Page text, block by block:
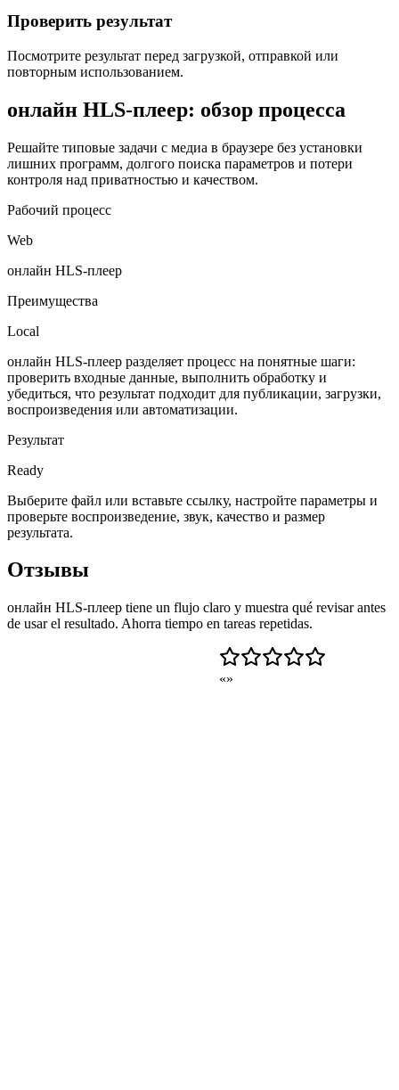
Проверить результат
Посмотрите результат перед загрузкой, отправкой или
повторным использованием.
онлайн HLS-плеер: обзор процесса
Решайте типовые задачи с медиа в браузере без установки
лишних программ, долгого поиска параметров и потери
контроля над приватностью и качеством.
Рабочий процесс
Web
онлайн HLS-плеер
Преимущества
Local
онлайн HLS-плеер разделяет процесс на понятные шаги:
проверить входные данные, выполнить обработку и
убедиться, что результат подходит для публикации, загрузки,
воспроизведения или автоматизации.
Результат
Ready
Выберите файл или вставьте ссылку, настройте параметры и
проверьте воспроизведение, звук, качество и размер
результата.
Отзывы
онлайн HLS-плеер tiene un flujo claro y muestra qué revisar antes
de usar el resultado. Ahorra tiempo en tareas repetidas.